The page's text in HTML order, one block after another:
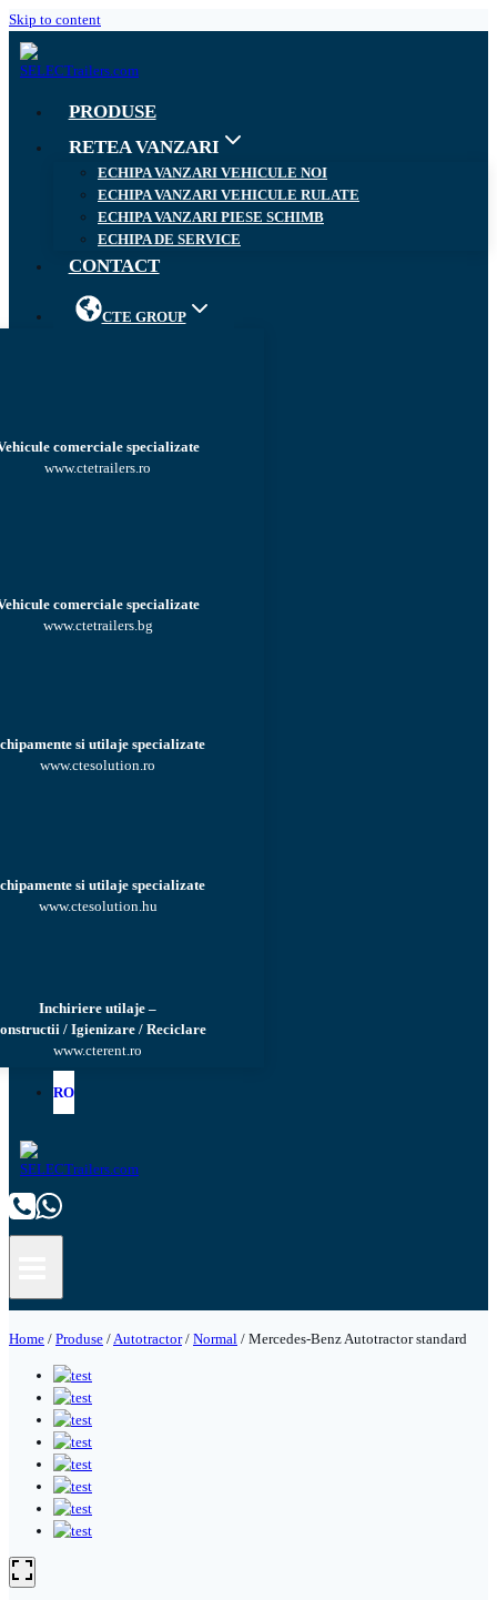
Skip to content
PRODUSE
RETEA VANZARI
ECHIPA VANZARI VEHICULE NOI
ECHIPA VANZARI VEHICULE RULATE
ECHIPA VANZARI PIESE SCHIMB
ECHIPA DE SERVICE
CONTACT
CTE GROUP
comerciale specializate
www.ctetrailers.ro
comerciale specializate
www.ctetrailers.bg
si utilaje specializate
www.ctesolution.ro
si utilaje specializate
www.ctesolution.hu
Inchiriere utilaje –
/ Igienizare / Reciclare
www.cterent.ro
RO
Home / Produse /Autotractor / Normal / Mercedes-Benz Autotractor standard